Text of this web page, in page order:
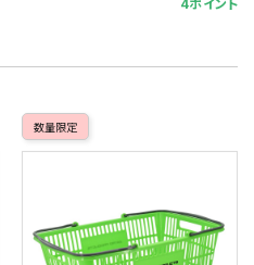
4ポイント
数量限定